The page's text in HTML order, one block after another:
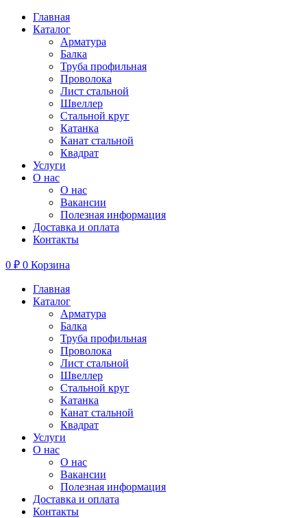
Главная
Каталог
Арматура
Балка
Труба профильная
Проволока
Лист стальной
Швеллер
Стальной круг
Катанка
Канат стальной
Квадрат
Услуги
О нас
О нас
Вакансии
Полезная информация
Доставка и оплата
Контакты
0 ₽ 0 Корзина
Главная
Каталог
Арматура
Балка
Труба профильная
Проволока
Лист стальной
Швеллер
Стальной круг
Катанка
Канат стальной
Квадрат
Услуги
О нас
О нас
Вакансии
Полезная информация
Доставка и оплата
Контакты